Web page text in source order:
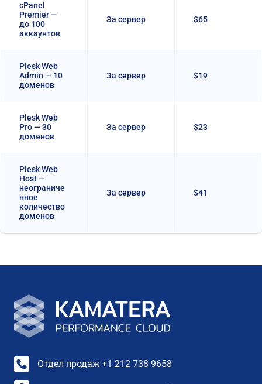
cPanel
Premier —
до 100
аккаунтов
За сервер $65
Plesk Web
Admin — 10
доменов
За сервер $19
Plesk Web
Pro — 30
доменов
За сервер $23
Plesk Web
Host —
неограниче
нное
количество
доменов
За сервер $41
Отдел продаж +1 212 738 9658